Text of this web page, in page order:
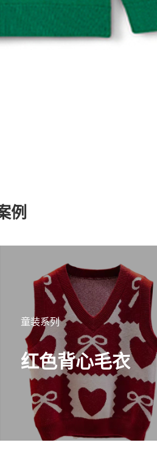
例
童装系列
红色背心毛衣